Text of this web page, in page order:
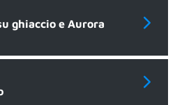
ghiaccio e Aurora